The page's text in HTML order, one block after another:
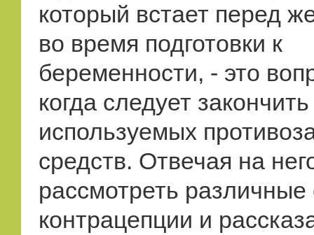
который встает перед
во время подготовки к
беременности, - это
когда следует
используемых
средств. Отвечая на
рассмотреть
контрацепции и